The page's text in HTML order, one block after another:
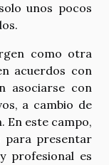
unos pocos
como otra
acuerdos con
asociarse con
a cambio de
En este campo,
para presentar
profesional es